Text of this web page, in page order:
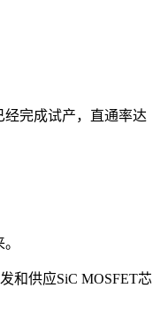
完成试产，直通率达
和供应SiC MOSFET芯